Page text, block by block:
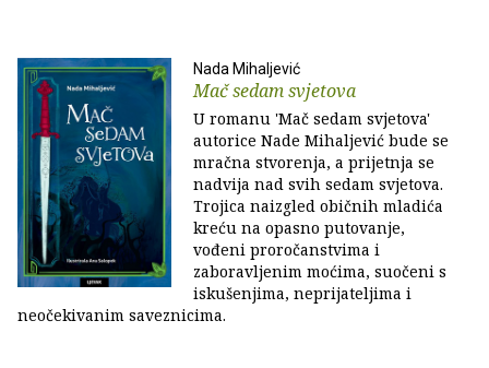
Nada Mihaljević
Mač sedam svjetova
U romanu 'Mač sedam svjetova'
autorice Nade Mihaljević bude se
mračna stvorenja, a prijetnja se
nadvija nad svih sedam svjetova.
Trojica naizgled običnih mladića
kreću na opasno putovanje,
vođeni proročanstvima i
zaboravljenim moćima, suočeni s
iskušenjima, neprijateljima i
neočekivanim saveznicima.